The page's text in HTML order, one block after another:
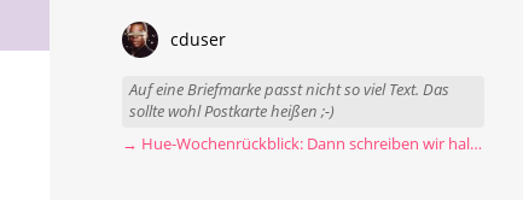
cduser
Auf eine Briefmarke passt nicht so viel Text. Das
sollte wohl Postkarte heißen ;-)
→ Hue-Wochenrückblick: Dann schreiben wir halt Postkarten